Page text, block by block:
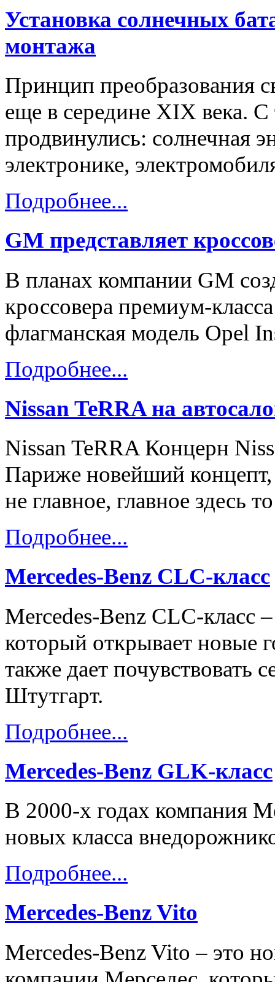
Установка солнечных
монтажа
Принцип преобразования
еще в середине XIX века.
продвинулись: солнечная
электронике,
Подробнее...
GM представляет
В планах компании GM
кроссовера премиум-
флагманская модель Opel
Подробнее...
Nissan TeRRA на
Nissan TeRRA Концерн
Париже новейший концепт,
не главное, главное здесь то
Подробнее...
Mercedes-Benz CLC-класс
Mercedes-Benz CLC-класс
который открывает новые
также дает почувствовать
Штутгарт.
Подробнее...
Mercedes-Benz GLK-класс
В 2000-х годах компания
новых класса
Подробнее...
Mercedes-Benz Vito
Mercedes-Benz Vito – это